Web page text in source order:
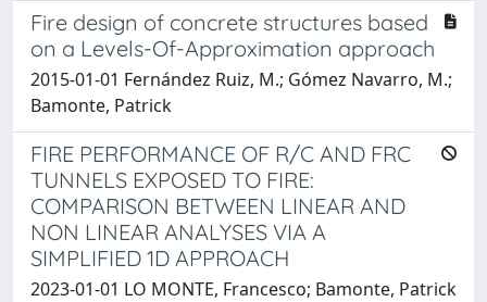
Fire design of concrete structures based
on a Levels-Of-Approximation approach
2015-01-01 Fernández Ruiz, M.; Gómez Navarro, M.;
Bamonte, Patrick
FIRE PERFORMANCE OF R/C AND FRC
TUNNELS EXPOSED TO FIRE:
COMPARISON BETWEEN LINEAR AND
NON LINEAR ANALYSES VIA A
SIMPLIFIED 1D APPROACH
2023-01-01 LO MONTE, Francesco; Bamonte, Patrick